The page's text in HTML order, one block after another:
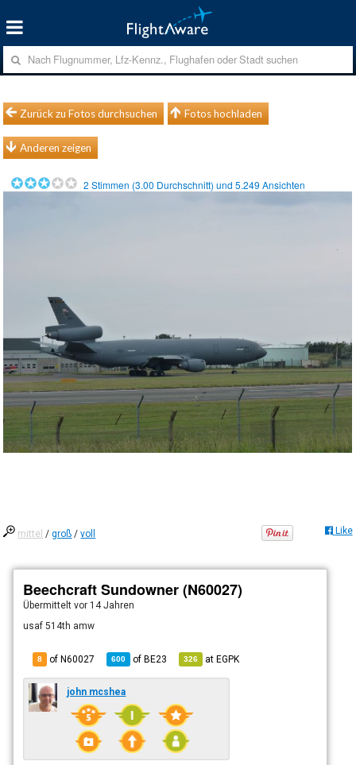
Zurück zu Fotos durchsuchen Fotos hochladen
Anderen zeigen
2 Stimmen (3.00 Durchschnitt) und5.249 Ansichten
mittel /groß /voll Like
Beechcraft Sundowner (N60027)
Übermitteltvor 14 Jahren
usaf 514th amw
8 of N60027 600 ofBE23 326 atEGPK
john mcshea